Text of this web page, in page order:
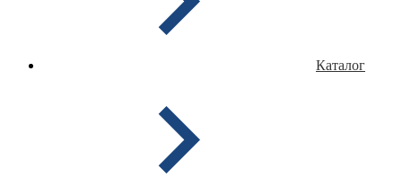
Каталог